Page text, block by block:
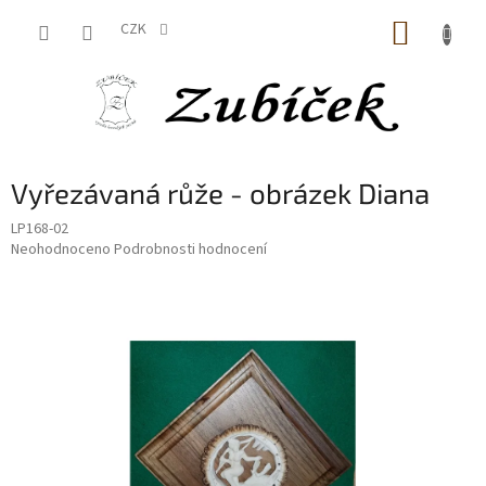
CZK
Vyřezávaná růže - obrázek Diana
LP168-02
Průměrné
Neohodnoceno Podrobnosti hodnocení